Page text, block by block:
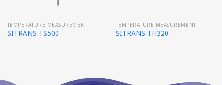
TEMPERATURE MEASUREMENT
SITRANS TS500
TEMPERATURE MEASUREMENT
SITRANS TH320